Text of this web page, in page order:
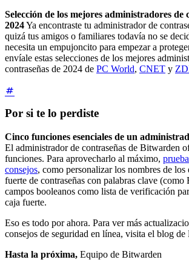
Selección de los mejores administradores de
2024Ya encontraste tu administrador de
quizá tus amigos o familiares todavía no se
necesita un empujoncito para empezar a
envíale estas selecciones de los mejores
contraseñas de 2024 de PC World, CNET y
Por si te lo perdiste
Cinco funciones esenciales de un
El administrador de contraseñas de Bitwarden
funciones. Para aprovecharlo al máximo,
consejos, como personalizar los nombres de los
fuerte de contraseñas con palabras clave
campos booleanos como lista de verificación
caja fuerte.
Eso es todo por ahora. Para ver más
consejos de seguridad en línea, visita el blog
Hasta la próxima, Equipo de Bitwarden